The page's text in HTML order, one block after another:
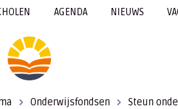
AGENDA NIEUWS
Onderwijsfondsen Steun